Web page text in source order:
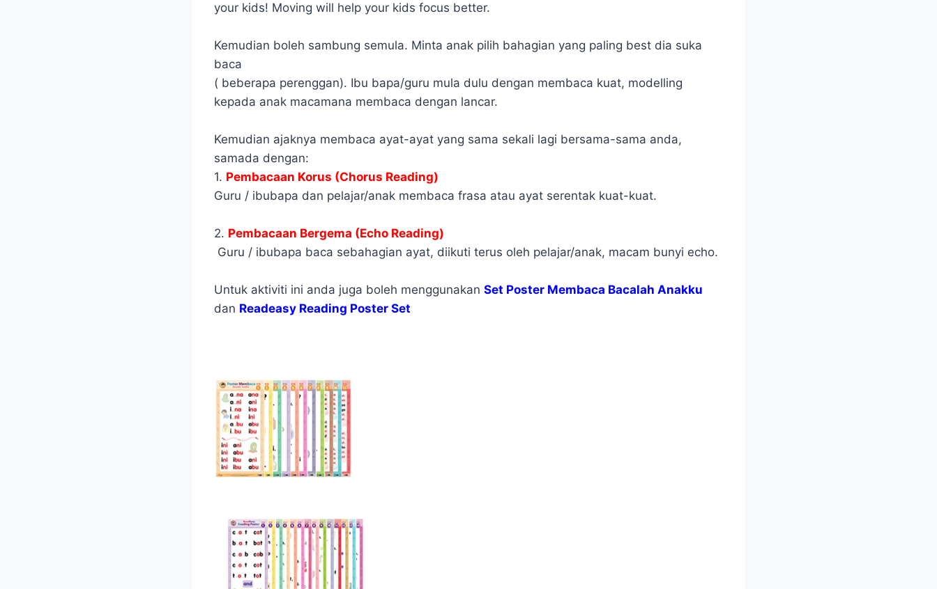
your kids! Moving will help your kids focus better.
Kemudian boleh sambung semula. Minta anak pilih bahagian yang paling best dia suka
baca
( beberapa perenggan). Ibu bapa/guru mula dulu dengan membaca kuat, modelling
kepada anak macamana membaca dengan lancar.
Kemudian ajaknya membaca ayat-ayat yang sama sekali lagi bersama-sama anda,
samada dengan:
1. Pembacaan Korus (Chorus Reading)
Guru / ibubapa dan pelajar/anak membaca frasa atau ayat serentak kuat-kuat.
2. Pembacaan Bergema (Echo Reading)
Guru / ibubapa baca sebahagian ayat, diikuti terus oleh pelajar/anak, macam bunyi echo.
Untuk aktiviti ini anda juga boleh menggunakan Set Poster Membaca Bacalah Anakku
dan Readeasy Reading Poster Set